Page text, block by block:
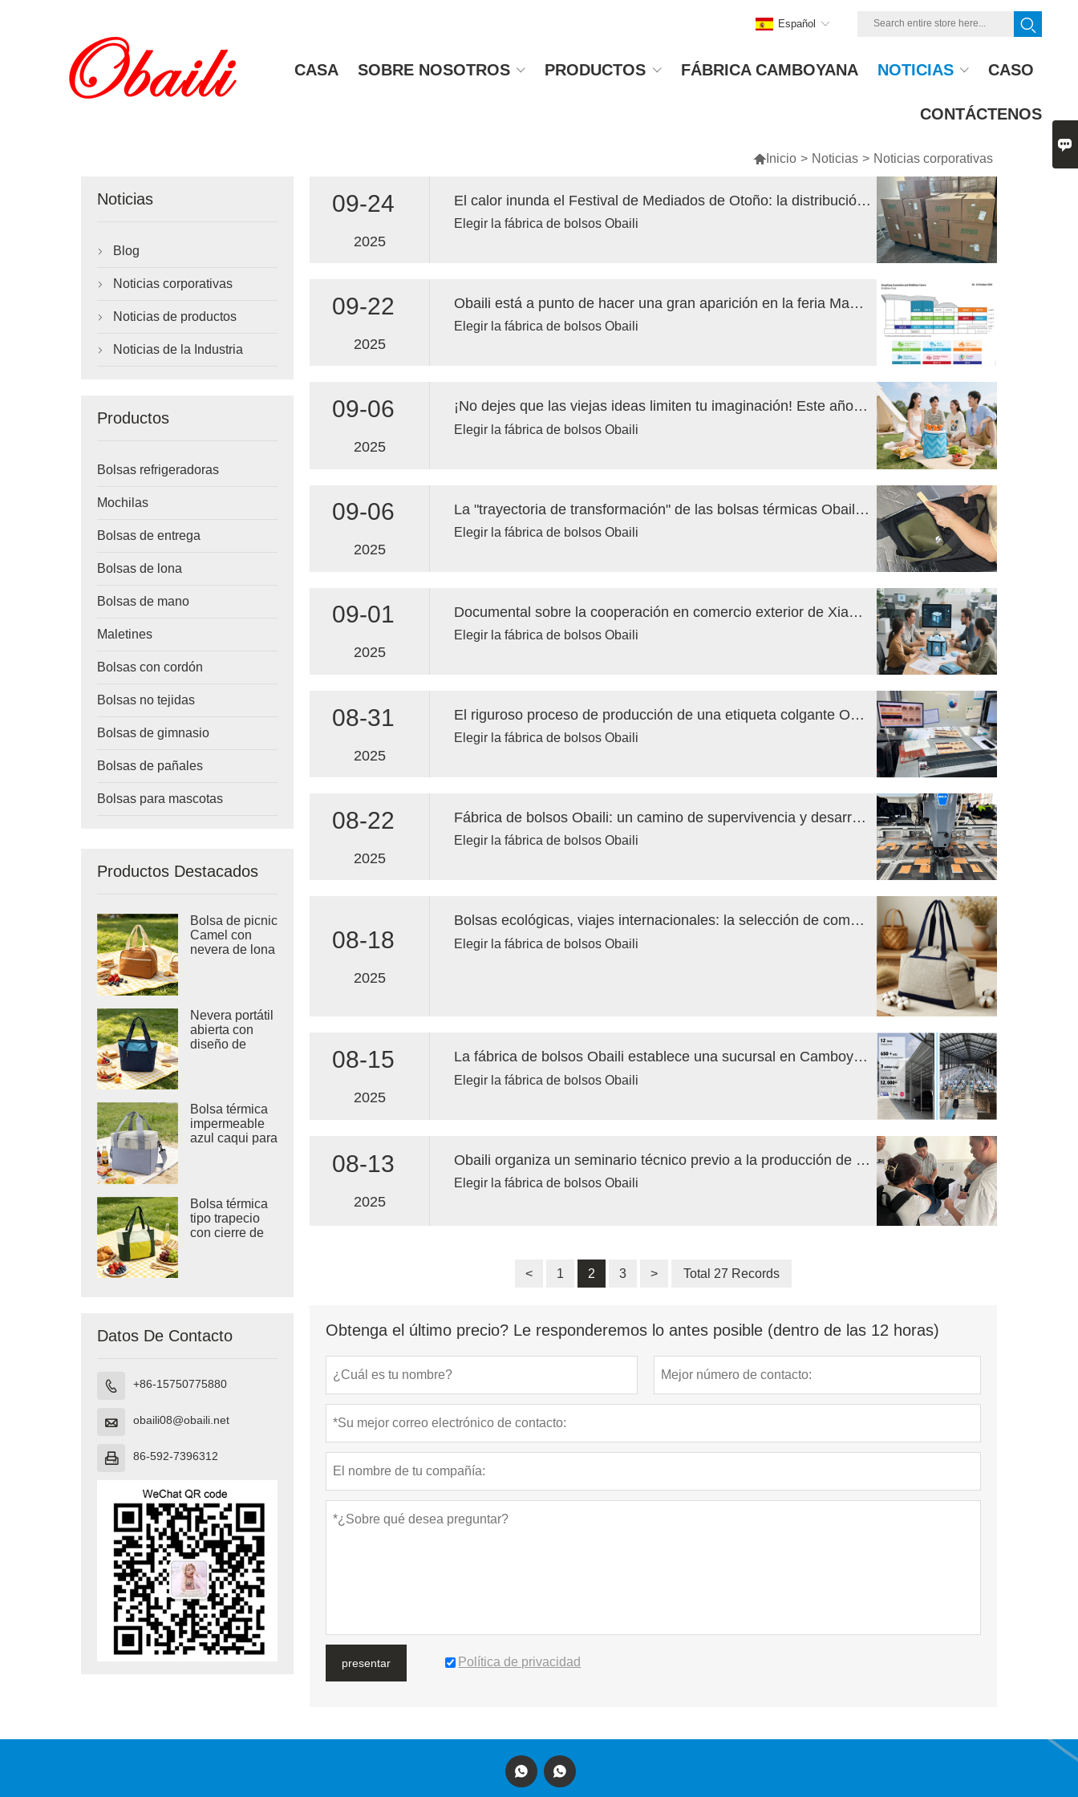
CASA SOBRE NOSOTROS PRODUCTOS FÁBRICA CAMBOYANA NOTICIAS CASO
CONTÁCTENOS
Español
 Inicio > Noticias > Noticias corporativas
Noticias
 Blog
 Noticias corporativas
 Noticias de productos
 Noticias de la Industria
Productos
Bolsas refrigeradoras
Mochilas
Bolsas de entrega
Bolsas de lona
Bolsas de mano
Maletines
Bolsas con cordón
Bolsas no tejidas
Bolsas de gimnasio
Bolsas de pañales
Bolsas para mascotas
Productos Destacados
Bolsa de picnic
Camel con
nevera de lona
Nevera portátil
abierta con
diseño de
Bolsa térmica
impermeable
azul caqui para
Bolsa térmica
tipo trapecio
con cierre de
Datos De Contacto
 +86-15750775880
 obaili08@obaili.net
 86-592-7396312
09-24
2025
El calor inunda el Festival de Mediados de Otoño: la distribución de pasteles de luna de la fábrica Obaili transmite afecto y artesanía.
Elegir la fábrica de bolsos Obaili
09-22
2025
Obaili está a punto de hacer una gran aparición en la feria Mage y la feria de Cantón.
Elegir la fábrica de bolsos Obaili
09-06
2025
¡No dejes que las viejas ideas limiten tu imaginación! Este año, los "viajes de negocios" y la "promoción de marca" se están redefiniendo con estos dos tipos de bolsos.
Elegir la fábrica de bolsos Obaili
09-06
2025
La "trayectoria de transformación" de las bolsas térmicas Obaili: de productos semiacabados a artículos de primera calidad en los estantes de los supermercados de todo el mundo.
Elegir la fábrica de bolsos Obaili
09-01
2025
Documental sobre la cooperación en comercio exterior de Xiamen Obaili Manufacturing.
Elegir la fábrica de bolsos Obaili
08-31
2025
El riguroso proceso de producción de una etiqueta colgante Obaili
Elegir la fábrica de bolsos Obaili
08-22
2025
Fábrica de bolsos Obaili: un camino de supervivencia y desarrollo en medio de las dificultades
Elegir la fábrica de bolsos Obaili
08-18
2025
Bolsas ecológicas, viajes internacionales: la selección de comercio exterior de esta semana.
Elegir la fábrica de bolsos Obaili
08-15
2025
La fábrica de bolsos Obaili establece una sucursal en Camboya: diseño en el extranjero con consideraciones multidimensionales
Elegir la fábrica de bolsos Obaili
08-13
2025
Obaili organiza un seminario técnico previo a la producción de su nueva bolsa térmica aislante.
Elegir la fábrica de bolsos Obaili
< 1 2 3 > Total 27 Records
Obtenga el último precio? Le responderemos lo antes posible (dentro de las 12 horas)
presentar Política de privacidad
 
